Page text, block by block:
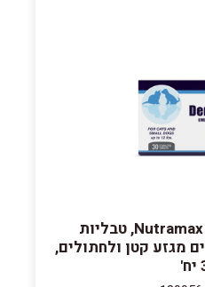
תוסף כבד דנמרין Nutramax, טבליות
לכלבים מגזע קטן ולחתולים,